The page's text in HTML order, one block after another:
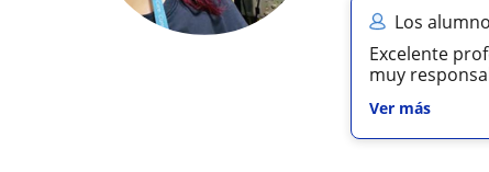
Los
Excelente
muy
Ver más